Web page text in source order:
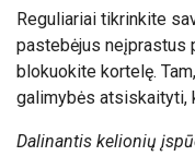
Reguliariai tikrinkite
pastebėjus neįprastus
blokuokite kortelę.
galimybės atsiskaityti,
Dalinantis kelionių